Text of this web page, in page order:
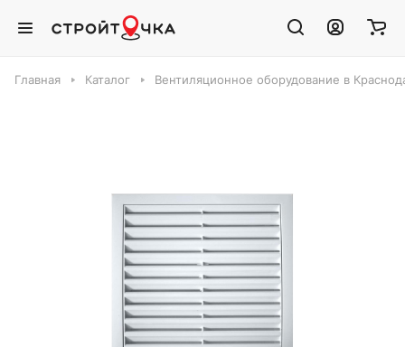
Главная Каталог Вентиляционное оборудование в